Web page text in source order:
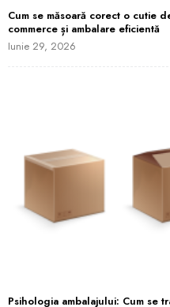
Cum se măsoară corect o cutie
commerce și ambalare eficientă
Iunie 29, 2026
Psihologia ambalajului: Cum se